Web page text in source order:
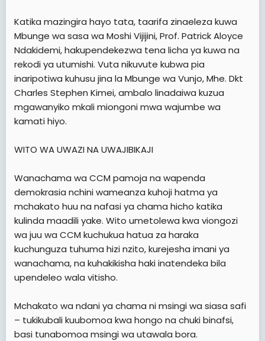
Katika mazingira hayo tata, taarifa zinaeleza kuwa
Mbunge wa sasa wa Moshi Vijijini, Prof. Patrick Aloyce
Ndakidemi, hakupendekezwa tena licha ya kuwa na
rekodi ya utumishi. Vuta nikuvute kubwa pia
inaripotiwa kuhusu jina la Mbunge wa Vunjo, Mhe. Dkt
Charles Stephen Kimei, ambalo linadaiwa kuzua
mgawanyiko mkali miongoni mwa wajumbe wa
kamati hiyo.
WITO WA UWAZI NA UWAJIBIKAJI
Wanachama wa CCM pamoja na wapenda
demokrasia nchini wameanza kuhoji hatma ya
mchakato huu na nafasi ya chama hicho katika
kulinda maadili yake. Wito umetolewa kwa viongozi
wa juu wa CCM kuchukua hatua za haraka
kuchunguza tuhuma hizi nzito, kurejesha imani ya
wanachama, na kuhakikisha haki inatendeka bila
upendeleo wala vitisho.
Mchakato wa ndani ya chama ni msingi wa siasa safi
– tukikubali kuubomoa kwa hongo na chuki binafsi,
basi tunabomoa msingi wa utawala bora.